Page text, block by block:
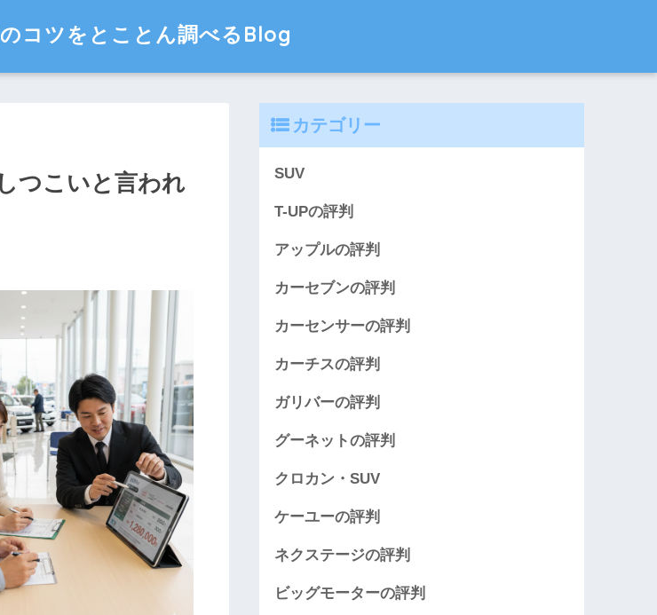
コツをとことん調べるBlog
つこいと言われ
カテゴリー
SUV
T-UPの評判
アップルの評判
カーセブンの評判
カーセンサーの評判
カーチスの評判
ガリバーの評判
グーネットの評判
クロカン・SUV
ケーユーの評判
ネクステージの評判
ビッグモーターの評判